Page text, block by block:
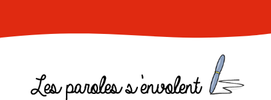
content